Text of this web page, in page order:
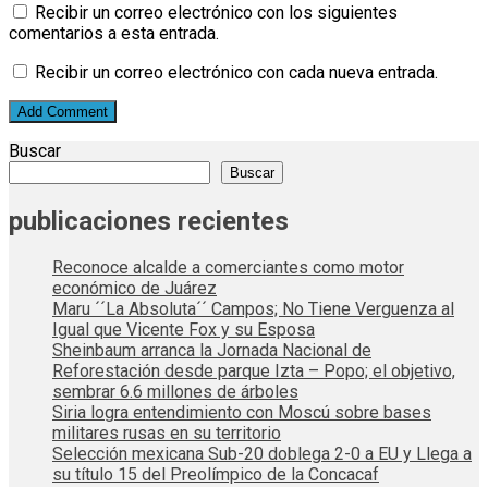
Recibir un correo electrónico con los siguientes
comentarios a esta entrada.
Recibir un correo electrónico con cada nueva entrada.
Buscar
Buscar
publicaciones recientes
Reconoce alcalde a comerciantes como motor
económico de Juárez
Maru ´´La Absoluta´´ Campos; No Tiene Verguenza al
Igual que Vicente Fox y su Esposa
Sheinbaum arranca la Jornada Nacional de
Reforestación desde parque Izta – Popo; el objetivo,
sembrar 6.6 millones de árboles
Siria logra entendimiento con Moscú sobre bases
militares rusas en su territorio
Selección mexicana Sub-20 doblega 2-0 a EU y Llega a
su título 15 del Preolímpico de la Concacaf